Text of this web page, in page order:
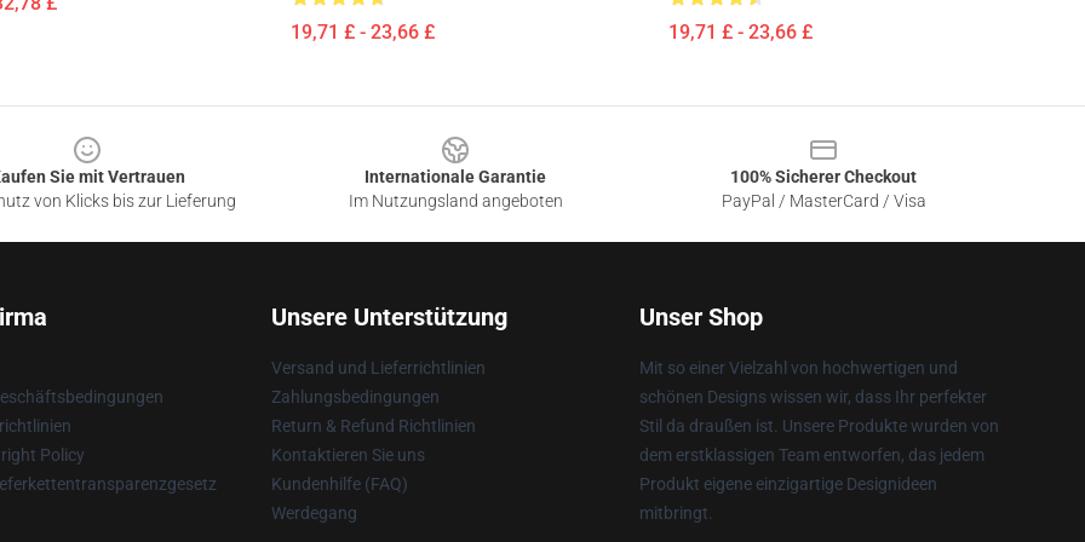
19,71 £ - 23,66 £ 19,71 £ - 23,66 £
Sie mit Vertrauen
von Klicks bis zur Lieferung
Internationale Garantie
Im Nutzungsland angeboten
100% Sicherer Checkout
PayPal / MasterCard / Visa
Policy
Unsere Unterstützung
Versand und Lieferrichtlinien
Zahlungsbedingungen
Return & Refund Richtlinien
Kontaktieren Sie uns
Kundenhilfe (FAQ)
Werdegang
Unser Shop
Mit so einer Vielzahl von hochwertigen und
schönen Designs wissen wir, dass Ihr perfekter
Stil da draußen ist. Unsere Produkte wurden von
dem erstklassigen Team entworfen, das jedem
Produkt eigene einzigartige Designideen
mitbringt.